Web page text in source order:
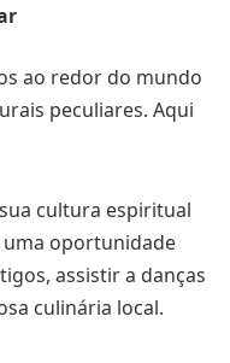
ao redor do mundo
peculiares. Aqui
cultura espiritual
uma oportunidade
assistir a danças
culinária local.